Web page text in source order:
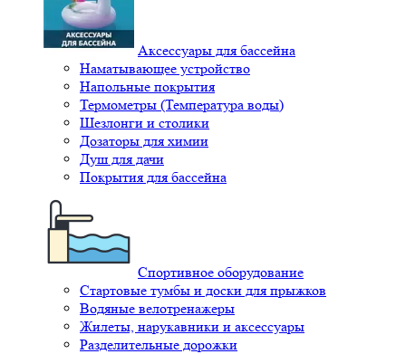
Аксессуары для бассейна
Наматывающее устройство
Напольные покрытия
Термометры (Температура воды)
Шезлонги и столики
Дозаторы для химии
Душ для дачи
Покрытия для бассейна
Спортивное оборудование
Стартовые тумбы и доски для прыжков
Водяные велотренажеры
Жилеты, нарукавники и аксессуары
Разделительные дорожки